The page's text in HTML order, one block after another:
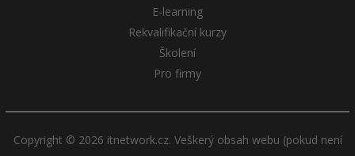
E-learning
Rekvalifikační kurzy
Školení
Pro firmy
Copyright © 2026 itnetwork.cz. Veškerý obsah webu (pokud není